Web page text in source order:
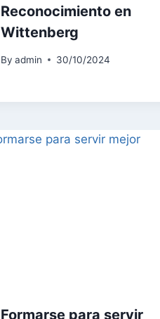
Reconocimiento en
Wittenberg
By admin 30/10/2024
Formarse para servir